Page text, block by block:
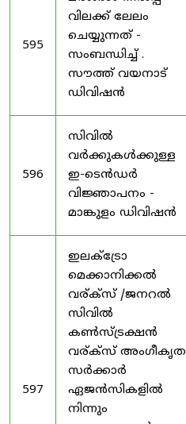
595
വിലക്ക് ലേലം
ചെയ്യുന്നത് -
സംബന്ധിച്ച് .
സൗത്ത് വയനാട്
ഡിവിഷൻ
596
സിവിൽ
വർക്കുകൾക്കുള്ള
ഇ-ടെൻഡർ
വിജ്ഞാപനം -
മാങ്കുളം ഡിവിഷൻ
597
ഇലക്ട്രോ
മെക്കാനിക്കൽ
വര്ക്സ് /ജനറൽ
സിവിൽ
കൺസ്ട്രക്ഷൻ
വര്ക്സ് അംഗീകൃത
സർക്കാർ
ഏജൻസികളിൽ
നിന്നും